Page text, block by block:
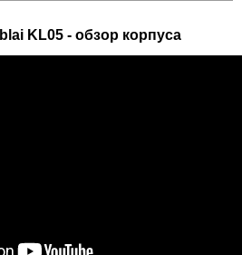
KL05 - обзор корпуса